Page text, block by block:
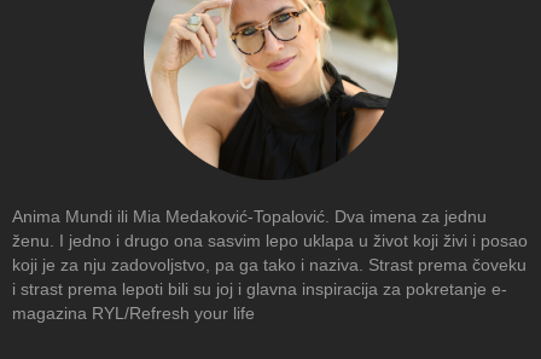
Anima Mundi ili Mia Medaković-Topalović. Dva imena za jednu
ženu. I jedno i drugo ona sasvim lepo uklapa u život koji živi i posao
koji je za nju zadovoljstvo, pa ga tako i naziva. Strast prema čoveku
i strast prema lepoti bili su joj i glavna inspiracija za pokretanje e-
magazina RYL/Refresh your life